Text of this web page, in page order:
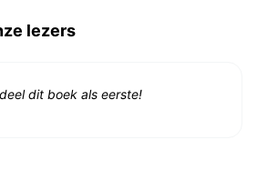
lezers
dit boek als eerste!